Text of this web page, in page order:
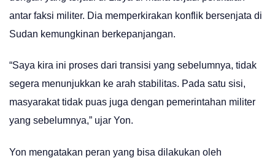
antar faksi militer. Dia memperkirakan konflik bersenjata di
Sudan kemungkinan berkepanjangan.
“Saya kira ini proses dari transisi yang sebelumnya, tidak
segera menunjukkan ke arah stabilitas. Pada satu sisi,
masyarakat tidak puas juga dengan pemerintahan militer
yang sebelumnya,” ujar Yon.
Yon mengatakan peran yang bisa dilakukan oleh